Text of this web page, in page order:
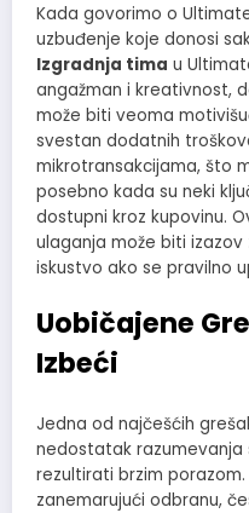
Kada govorimo o
uzbuđenje koje donosi
Izgradnja tima u
angažman i kreativnost,
može biti veoma
svestan dodatnih
mikrotransakcijama, što
posebno kada su neki
dostupni kroz kupovinu.
ulaganja može biti
iskustvo ako se pravilno
Uobičajene
Izbeći
Jedna od najčešćih
nedostatak
rezultirati brzim
zanemarujući odbranu,